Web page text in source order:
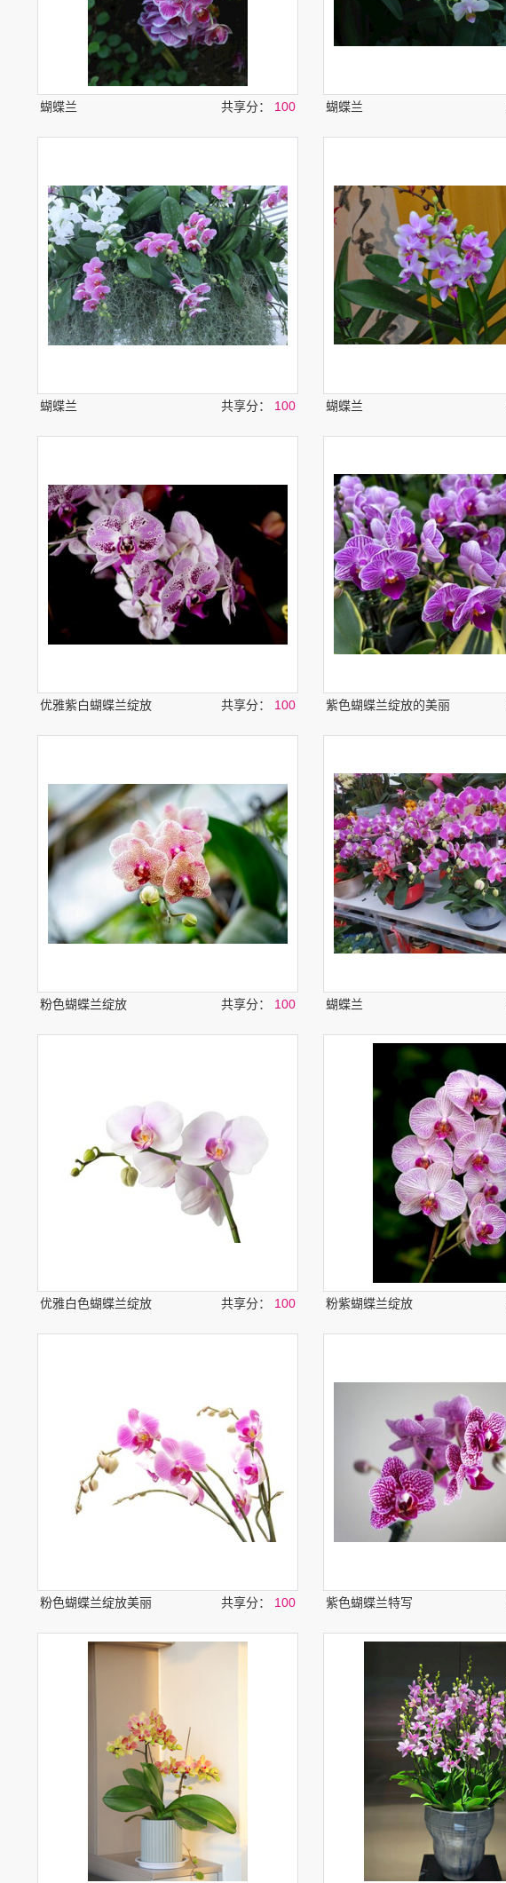
蝴蝶兰 共享分： 100 蝴蝶兰
蝴蝶兰 共享分： 100 蝴蝶兰
优雅紫白蝴蝶兰绽放 共享分： 100 紫色蝴蝶兰绽放的美丽
粉色蝴蝶兰绽放 共享分： 100 蝴蝶兰
优雅白色蝴蝶兰绽放 共享分： 100 粉紫蝴蝶兰绽放
粉色蝴蝶兰绽放美丽 共享分： 100 紫色蝴蝶兰特写